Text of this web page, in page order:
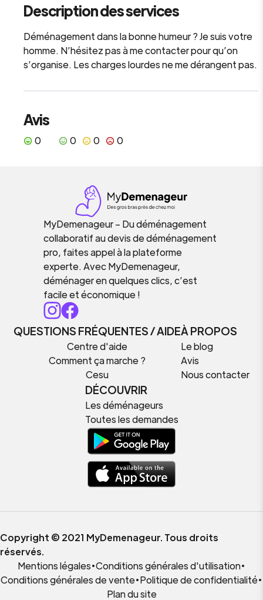
Description des services
Déménagement dans la bonne humeur ? Je suis votre
homme. N’hésitez pas à me contacter pour qu’on
s’organise. Les charges lourdes ne me dérangent pas.
Avis
0 0 0 0
MyDemenageur – Du déménagement
collaboratif au devis de déménagement
pro, faites appel à la plateforme
experte. Avec MyDemenageur,
déménager en quelques clics, c’est
facile et économique !
QUESTIONS FRÉQUENTES / AIDE
Centre d'aide
Comment ça marche ?
Cesu
À PROPOS
Le blog
Avis
Nous contacter
DÉCOUVRIR
Les déménageurs
Toutes les demandes
Copyright © 2021 MyDemenageur. Tous droits
réservés.
Mentions légales•Conditions générales d'utilisation•
Conditions générales de vente•Politique de confidentialité•
Plan du site